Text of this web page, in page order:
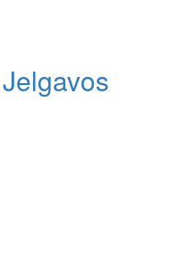
Jelgavos